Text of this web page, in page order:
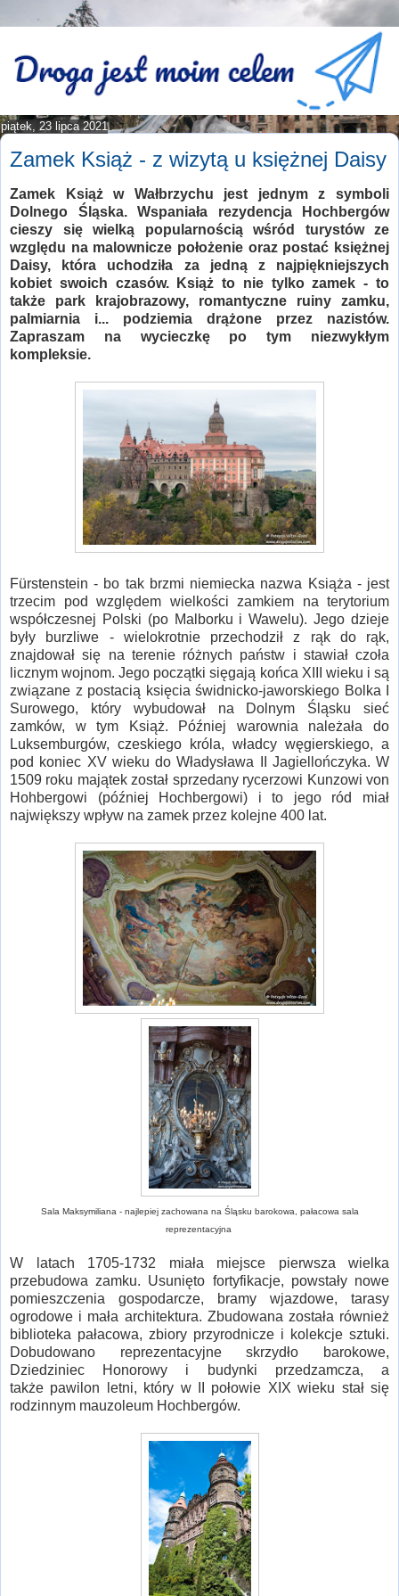
piątek, 23 lipca 2021
Zamek Książ - z wizytą u księżnej Daisy
Zamek Książ w Wałbrzychu jest jednym z symboli
Dolnego Śląska. Wspaniała rezydencja Hochbergów
cieszy się wielką popularnością wśród turystów ze
względu na malownicze położenie oraz postać księżnej
Daisy, która uchodziła za jedną z najpiękniejszych
kobiet swoich czasów. Książ to nie tylko zamek - to
także park krajobrazowy, romantyczne ruiny zamku,
palmiarnia i... podziemia drążone przez nazistów.
Zapraszam na wycieczkę po tym niezwykłym
kompleksie.
Fürstenstein - bo tak brzmi niemiecka nazwa Książa - jest
trzecim pod względem wielkości zamkiem na terytorium
współczesnej Polski (po Malborku i Wawelu). Jego dzieje
były burzliwe - wielokrotnie przechodził z rąk do rąk,
znajdował się na terenie różnych państw i stawiał czoła
licznym wojnom. Jego początki sięgają końca XIII wieku i są
związane z postacią księcia świdnicko-jaworskiego Bolka I
Surowego, który wybudował na Dolnym Śląsku sieć
zamków, w tym Książ. Później warownia należała do
Luksemburgów, czeskiego króla, władcy węgierskiego, a
pod koniec XV wieku do Władysława II Jagiellończyka. W
1509 roku majątek został sprzedany rycerzowi Kunzowi von
Hohbergowi (później Hochbergowi) i to jego ród miał
największy wpływ na zamek przez kolejne 400 lat.
Sala Maksymiliana - najlepiej zachowana na Śląsku barokowa, pałacowa sala
reprezentacyjna
W latach 1705-1732 miała miejsce pierwsza wielka
przebudowa zamku. Usunięto fortyfikacje, powstały nowe
pomieszczenia gospodarcze, bramy wjazdowe, tarasy
ogrodowe i mała architektura. Zbudowana została również
biblioteka pałacowa, zbiory przyrodnicze i kolekcje sztuki.
Dobudowano reprezentacyjne skrzydło barokowe,
Dziedziniec Honorowy i budynki przedzamcza, a
także pawilon letni, który w II połowie XIX wieku stał się
rodzinnym mauzoleum Hochbergów.